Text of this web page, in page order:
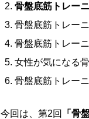
骨盤底筋トレー
骨盤底筋トレー
骨盤底筋トレー
女性が気になる
骨盤底筋トレー
今回は、第2回 「骨